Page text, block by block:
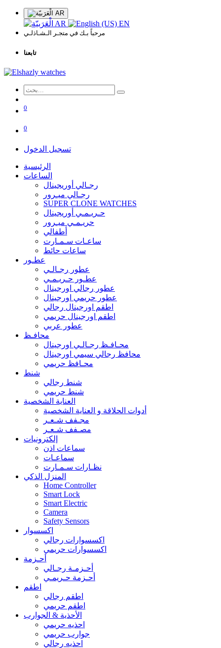
AR
AR EN
مرحباً بـك في متجـر الـشـاذلـي
تابعنا
0
0
تسجيل الدخول
الرئيسية
الساعات
رجـالي أوريجينال
رجـالي ميـرور
SUPER CLONE WATCHES
حـريـمـي أوريجينال
حريـمـي ميـرور
أطفالي
ساعـات سـمـارت
ساعات حائط
عطـور
عطور رجـالـي
عطـور حـريـمـي
عطور رجالي اورجينال
عطور حريمي اورجينال
اطقم اورجينال رجالي
اطقم اورجينال حريمي
عطور عربي
محافـظ
محـافـظ رجـالـي اورجينال
محافظ رجالي سيمي اورجينال
محـافظ حريمي
شنط
شنط رجالي
شنط حريمي
العناية الشخصية
أدوات الحلاقة و العناية الشخصية
مجـفف شـعـر
مصـفف شـعـر
إلكترونيات
سماعات اذن
سماعـات
نظـارات سـمـارت
المنزل الذكي
Home Controller
Smart Lock
Smart Electric
Camera
Safety Sensors
اكسسوار
اكسسوارات رجالي
اكسسوارات حريمي
أحـزمة
أحـزمـة رجـالي
أحـزمة حـريمـي
اطقم
اطقم رجالي
اطقم حريمي
الأحذية & الجوارب
احذيه حريمي
جوارب حريمي
احذيه رجالي